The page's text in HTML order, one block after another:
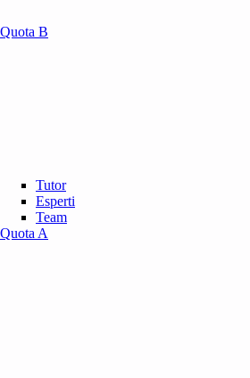
Quota B
Tutor
Esperti
Team
Quota A